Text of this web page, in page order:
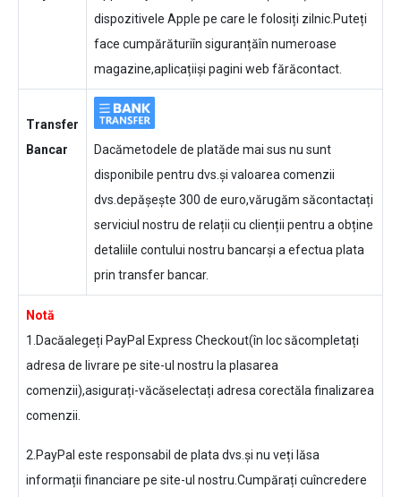
dispozitivele Apple pe care le folosiți zilnic.Puteți
face cumpărăturiîn siguranțăîn numeroase
magazine,aplicațiiși pagini web fărăcontact.
Transfer
Bancar
Dacămetodele de platăde mai sus nu sunt
disponibile pentru dvs.și valoarea comenzii
dvs.depășește 300 de euro,vărugăm săcontactați
serviciul nostru de relații cu clienții pentru a obține
detaliile contului nostru bancarși a efectua plata
prin transfer bancar.
Notă
1.Dacăalegeți PayPal Express Checkout(în loc săcompletați
adresa de livrare pe site-ul nostru la plasarea
comenzii),asigurați-văcăselectați adresa corectăla finalizarea
comenzii.
2.PayPal este responsabil de plata dvs.și nu veți lăsa
informații financiare pe site-ul nostru.Cumpărați cuîncredere